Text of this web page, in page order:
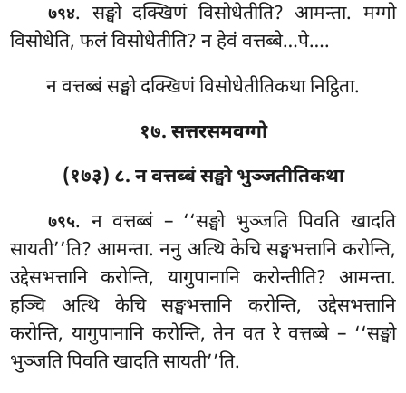
७९४. सङ्घो दक्खिणं विसोधेतीति? आमन्ता. मग्गो
विसोधेति, फलं विसोधेतीति? न हेवं वत्तब्बे…पे….
न वत्तब्बं सङ्घो दक्खिणं विसोधेतीतिकथा निट्ठिता.
१७. सत्तरसमवग्गो
(१७३) ८. न वत्तब्बं सङ्घो भुञ्जतीतिकथा
७९५. न वत्तब्बं – ‘‘सङ्घो भुञ्जति पिवति खादति
सायती’’ति? आमन्ता. ननु अत्थि केचि सङ्घभत्तानि करोन्ति,
उद्देसभत्तानि करोन्ति, यागुपानानि करोन्तीति? आमन्ता.
हञ्चि अत्थि केचि सङ्घभत्तानि करोन्ति, उद्देसभत्तानि
करोन्ति, यागुपानानि करोन्ति, तेन वत रे वत्तब्बे – ‘‘सङ्घो
भुञ्जति पिवति खादति सायती’’ति.